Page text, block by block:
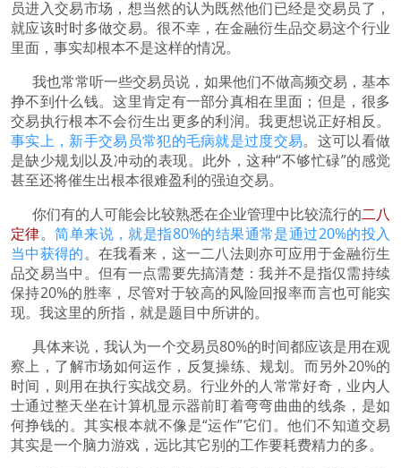
员进入交易市场，想当然的认为既然他们已经是交易员了，
就应该时时多做交易。很不幸，在金融衍生品交易这个行业
里面，事实却根本不是这样的情况。
我也常常听一些交易员说，如果他们不做高频交易，基本
挣不到什么钱。这里肯定有一部分真相在里面；但是，很多
交易执行根本不会衍生出更多的利润。我更想说正好相反。
事实上，新手交易员常犯的毛病就是过度交易。这可以看做
是缺少规划以及冲动的表现。此外，这种“不够忙碌”的感觉
甚至还将催生出根本很难盈利的强迫交易。
你们有的人可能会比较熟悉在企业管理中比较流行的二八
定律。简单来说，就是指80%的结果通常是通过20%的投入
当中获得的。在我看来，这一二八法则亦可应用于金融衍生
品交易当中。但有一点需要先搞清楚：我并不是指仅需持续
保持20%的胜率，尽管对于较高的风险回报率而言也可能实
现。我这里的所指，就是题目中所讲的。
具体来说，我认为一个交易员80%的时间都应该是用在观
察上，了解市场如何运作，反复操练、规划。而另外20%的
时间，则用在执行实战交易。行业外的人常常好奇，业内人
士通过整天坐在计算机显示器前盯着弯弯曲曲的线条，是如
何挣钱的。其实根本就不像是“运作”它们。他们不知道交易
其实是一个脑力游戏，远比其它别的工作要耗费精力的多。